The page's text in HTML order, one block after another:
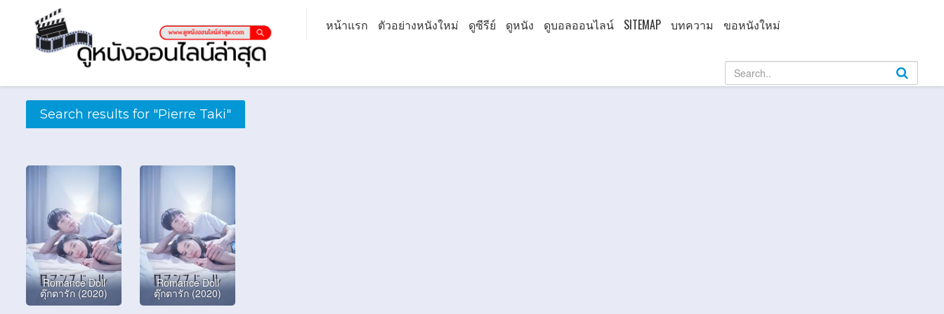
หน้าแรก ตัวอย่างหนังใหม่ ดูซีรีย์ ดูหนัง ดูบอลออนไลน์ SITEMAP บทความ ขอหนังใหม่
Search results for "Pierre Taki"
Romance Doll
ตุ๊กตารัก (2020)
Romance Doll
ตุ๊กตารัก (2020)